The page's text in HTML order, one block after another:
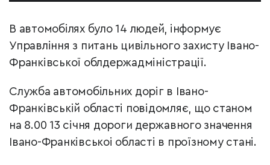
В автомобілях було 14 людей, інформує
Управління з питань цивільного захисту Івано-
Франківської облдержадміністрації.
Служба автомобільних доріг в Івано-
Франківській області повідомляє, що станом
на 8.00 13 січня дороги державного значення
Івано-Франківськоі області в проїзному стані.